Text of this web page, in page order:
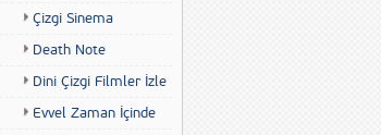
Çizgi Sinema
Death Note
Dini Çizgi Filmler İzle
Evvel Zaman İçinde